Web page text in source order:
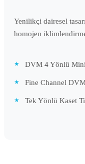
Yenilikçi dairesel
homojen
DVM 4 Yönlü
Fine Channel
Tek Yönlü Kaset